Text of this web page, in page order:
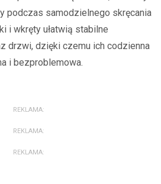
podczas samodzielnego skręcania
i wkręty ułatwią stabilne
drzwi, dzięki czemu ich codzienna
i bezproblemowa.
REKLAMA:
REKLAMA:
REKLAMA: